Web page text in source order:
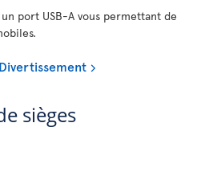
port USB-A vous permettant de
sièges